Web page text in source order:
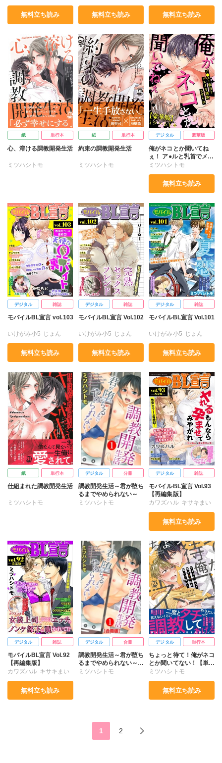
無料立ち読み 無料立ち読み 無料立ち読み
紙 単行本
心、溶ける調教開発生活
ミツハシトモ
紙 単行本
約束の調教開発生活
ミツハシトモ
デジタル 豪華版
俺がネコとか聞いてね
ぇ！ ア●ルと乳首でメス
イキ調教させられ【豪華
ミツハシトモ
無料立ち読み
デジタル 雑誌
モバイルBL宣言 vol.103
いけがみ小5
じょん
ぽち子 ミツハシトモ
みなもとまり 小鳥晶
無料立ち読み
デジタル 雑誌
モバイルBL宣言 Vol.102
いけがみ小5
じょん
ぽち子 ミツハシトモ
みなもとまり りーるー
無料立ち読み
デジタル 雑誌
モバイルBL宣言 Vol.101
いけがみ小5
じょん
ぽち子 ミツハシトモ
みなもとまり りーるー
無料立ち読み
紙 単行本
仕組まれた調教開発生活
ミツハシトモ
デジタル 分冊
調教開発生活～君が堕ち
るまでやめられない～
ミツハシトモ
デジタル 雑誌
モバイルBL宣言 Vol.93
【再編集版】
カワズハル キサキまい
ミツハシトモ
やさき衣真 今井真椎
無料立ち読み
デジタル 雑誌
モバイルBL宣言 Vol.92
【再編集版】
カワズハル キサキまい
ミツハシトモ
やさき衣真 今井真椎
無料立ち読み
デジタル 合冊
調教開発生活～君が堕ち
るまでやめられない～
合冊版
ミツハシトモ
デジタル 単行本
ちょっと待て！俺がネコ
とか聞いてない！【単行
本版】【電子限定特典付
ミツハシトモ
無料立ち読み
1 2